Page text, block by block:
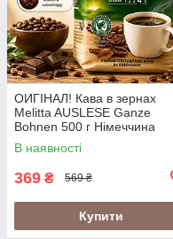
ОИГІНАЛ! Кава в зернах
Melitta AUSLESE Ganze
Bohnen 500 г Німеччина
В наявності
369 ₴ 569 ₴
Купити